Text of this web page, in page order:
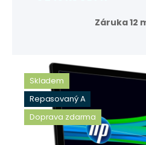
Záruka 12
Skladem
Repasovaný A
Doprava zdarma